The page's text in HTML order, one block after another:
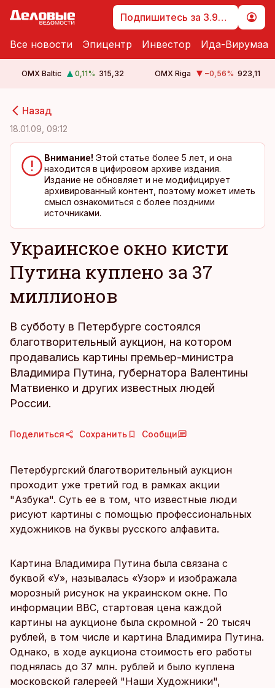
Подпишитесь за 3.99 €
Все новости Эпицентр Инвестор Ида-Вирумаа
OMX Baltic 0,11% 315,32 OMX Riga −0,56% 923,11
Назад
18.01.09, 09:12
Внимание! Этой статье более 5 лет, и она
находится в цифировом архиве издания.
Издание не обновляет и не модифицирует
архивированный контент, поэтому может иметь
смысл ознакомиться с более поздними
источниками.
Украинское окно кисти
Путина куплено за 37
миллионов
В субботу в Петербурге состоялся
благотворительный аукцион, на котором
продавались картины премьер-министра
Владимира Путина, губернатора Валентины
Матвиенко и других известных людей
России.
Поделиться Сохранить Сообщи
Петербургский благотворительный аукцион
проходит уже третий год в рамках акции
"Азбука". Суть ее в том, что известные люди
рисуют картины с помощью профессиональных
художников на буквы русского алфавита.
Картина Владимира Путина была связана с
буквой «У», называлась «Узор» и изображала
морозный рисунок на украинском окне. По
информации BBC, cтартовая цена каждой
картины на аукционе была скромной - 20 тысяч
рублей, в том числе и картина Владимира Путина.
Однако, в ходе аукциона стоимость его работы
поднялась до 37 млн. рублей и было куплена
московской галереей "Наши Художники",